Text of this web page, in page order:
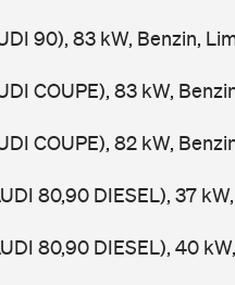
90), 83 kW, Benzin,
COUPE), 83 kW,
COUPE), 82 kW,
80,90 DIESEL), 37
80,90 DIESEL), 40